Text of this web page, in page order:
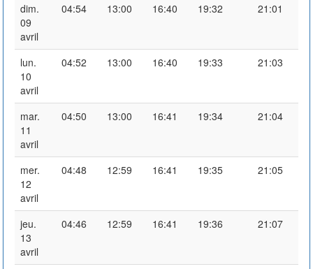
dim.
09
avril
04:54 13:00 16:40 19:32 21:01
lun.
10
avril
04:52 13:00 16:40 19:33 21:03
mar.
11
avril
04:50 13:00 16:41 19:34 21:04
mer.
12
avril
04:48 12:59 16:41 19:35 21:05
jeu.
13
avril
04:46 12:59 16:41 19:36 21:07